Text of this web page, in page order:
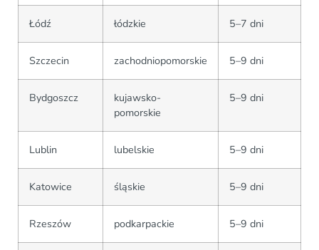
Łódź łódzkie 5–7 dni
Szczecin zachodniopomorskie 5–9 dni
Bydgoszcz
kujawsko-
pomorskie
5–9 dni
Lublin lubelskie 5–9 dni
Katowice śląskie 5–9 dni
Rzeszów podkarpackie 5–9 dni